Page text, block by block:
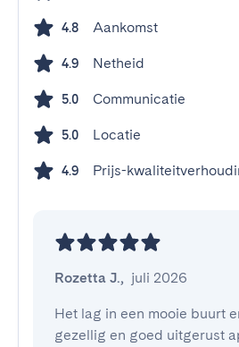
4.8 Aankomst
4.9 Netheid
5.0 Communicatie
5.0 Locatie
4.9 Prijs-
Rozetta J., juli 2026
Het lag in een mooie buurt
gezellig en goed uitgerust